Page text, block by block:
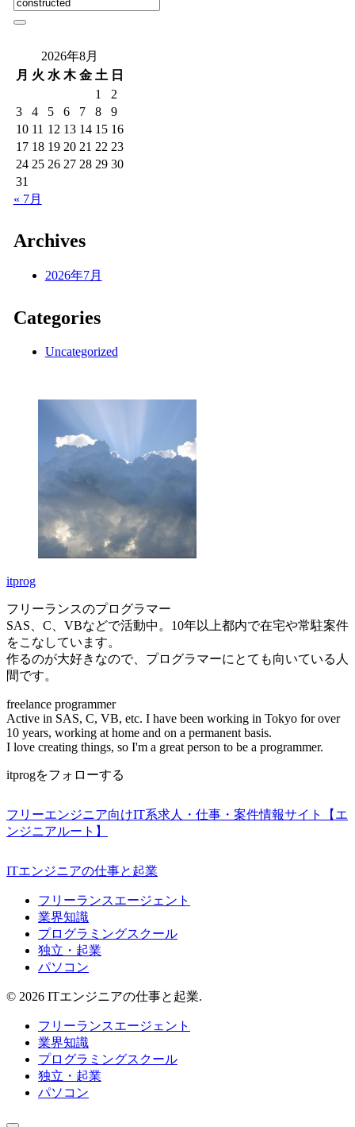
2026年8月
月 火 水 木 金 土 日
1
2
3
4 5 6 7 8
9
10 11 12 13 14 15 16
17 18 19 20 21 22 23
24 25 26 27 28 29 30
31
« 7月
Archives
2026年7月
Categories
Uncategorized
itprog
フリーランスのプログラマー
SAS、C、VBなどで活動中。10年以上都内で在宅や常駐案件
をこなしています。
作るのが大好きなので、プログラマーにとても向いている人
間です。
freelance programmer
Active in SAS, C, VB, etc. I have been working in Tokyo for over
10 years, working at home and on a permanent basis.
I love creating things, so I'm a great person to be a programmer.
itprogをフォローする
フリーエンジニア向けIT系求人・仕事・案件情報サイト【エ
ンジニアルート】
ITエンジニアの仕事と起業
フリーランスエージェント
業界知識
プログラミングスクール
独立・起業
パソコン
© 2026 ITエンジニアの仕事と起業.
フリーランスエージェント
業界知識
プログラミングスクール
独立・起業
パソコン